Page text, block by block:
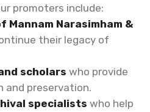
promoters include:
Mannam Narasimham &
their legacy of
scholars who provide
and preservation.
specialists who help